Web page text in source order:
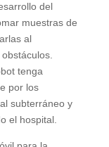
del
muestras de
al
tenga
por los
subterráneo y
el hospital.